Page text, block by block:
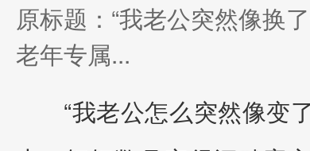
原标题：“我老公突然像换
老年专属...
“我老公怎么突然像变